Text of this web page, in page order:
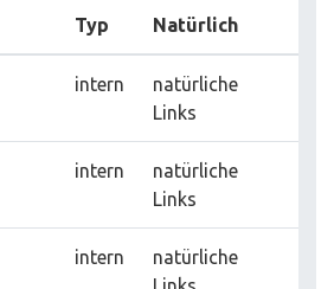
Typ Natürlich
intern
natürliche
Links
intern
natürliche
Links
intern
natürliche